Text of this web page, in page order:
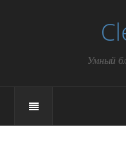
Умный